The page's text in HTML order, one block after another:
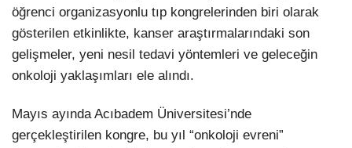
öğrenci organizasyonlu tıp kongrelerinden biri olarak
gösterilen etkinlikte, kanser araştırmalarındaki son
gelişmeler, yeni nesil tedavi yöntemleri ve geleceğin
onkoloji yaklaşımları ele alındı.
Mayıs ayında Acıbadem Üniversitesi’nde
gerçekleştirilen kongre, bu yıl “onkoloji evreni”